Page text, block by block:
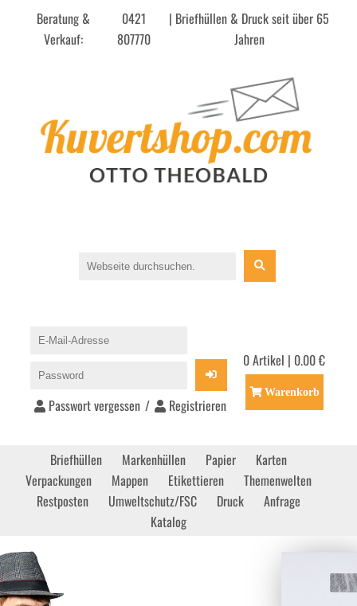
Beratung &
Verkauf:
0421
807770
| Briefhüllen & Druck seit über 65
Jahren
Passwort vergessen / Registrieren
0 Artikel | 0.00 €
Warenkorb
Briefhüllen Markenhüllen Papier
Karten
Verpackungen
Mappen Etikettieren
Themenwelten
Restposten
Umweltschutz/FSC Druck
Anfrage
Katalog